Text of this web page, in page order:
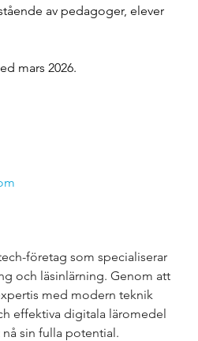
av pedagoger, elever
mars 2026.
företag som specialiserar
och läsinlärning. Genom att
med modern teknik
effektiva digitala läromedel
sin fulla potential.